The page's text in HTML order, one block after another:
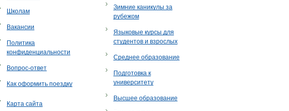
Школам
Вакансии
Политика
конфиденциальности
Вопрос-ответ
Как оформить поездку
Карта сайта
Зимние каникулы за
рубежом
Языковые курсы для
студентов и взрослых
Среднее образование
Подготовка к
университету
Высшее образование